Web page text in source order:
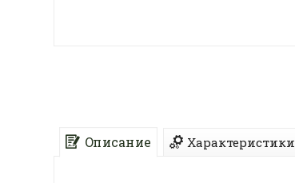
Описание Характеристики